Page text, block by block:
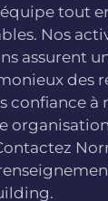
tout
Nos
assurent
des
confiance à